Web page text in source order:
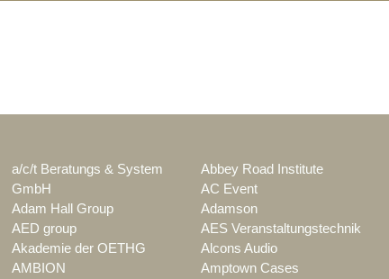
a/c/t Beratungs & System
GmbH
Abbey Road Institute
AC Event
Adam Hall Group Adamson
AED group AES Veranstaltungstechnik
Akademie der OETHG Alcons Audio
AMBION Amptown Cases